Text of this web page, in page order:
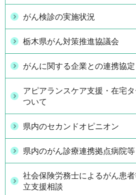
がん検診の実施状況
栃木県がん対策推進協議会
がんに関する企業との連携協定
アピアランスケア支援・在宅
ついて
県内のセカンドオピニオン
県内のがん診療連携拠点病院等
社会保険労務士によるがん患
立支援相談